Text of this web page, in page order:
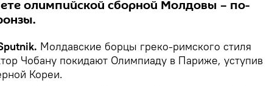
олимпийской сборной Молдовы – по-
Молдавские борцы греко-римского стиля
Чобану покидают Олимпиаду в Париже, уступив
Кореи.